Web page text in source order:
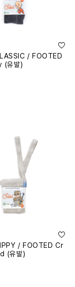
/ FOOTED
(유발)
/ FOOTED Cr
(유발)